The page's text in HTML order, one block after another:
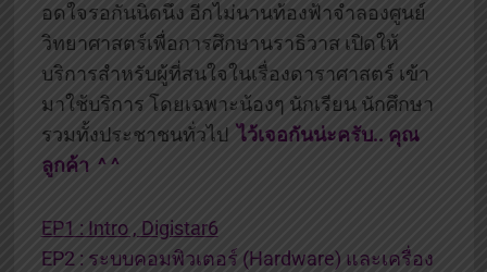
อดใจรอกันนิดนึง อีกไม่นานท้องฟ้าจำลองศูนย์
วิทยาศาสตร์เพื่อการศึกษานราธิวาส เปิดให้
บริการสำหรับผู้ที่สนใจในเรื่องดาราศาสตร์ เข้า
มาใช้บริการ โดยเฉพาะน้องๆ นักเรียน นักศึกษา
รวมทั้งประชาชนทั่วไปไว้เจอกันน่ะครับ.. คุณ
ลูกค้า ^ ^
EP1 : Intro , Digistar6
EP2 : ระบบคอมพิวเตอร์ (Hardware) และเครื่อง